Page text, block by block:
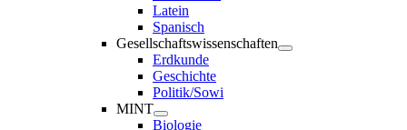
Latein
Spanisch
Gesellschaftswissenschaften
Erdkunde
Geschichte
Politik/Sowi
MINT
Biologie